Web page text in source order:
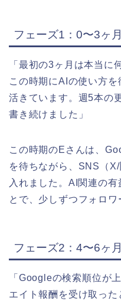
フェーズ1：0〜3ヶ
「最初の3ヶ月は本当に
この時期にAIの使い方
活きています。週5本の
書き続けました」
この時期のEさんは、
を待ちながら、SNS（
入れました。AI関連の
とで、少しずつフォロワ
フェーズ2：4〜6ヶ
「Googleの検索順位が
エイト報酬を受け取った